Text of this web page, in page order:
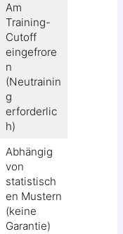
Am
Training-
Cutoff
eingefrore
n
(Neutrainin
g
erforderlic
h)
Abhängig
von
statistisch
en Mustern
(keine
Garantie)